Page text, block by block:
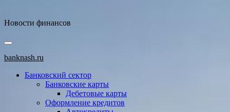
Новости финансов
Основное
меню
banknash.ru
Банковский сектор
Банковские карты
Дебетовые карты
Оформление кредитов